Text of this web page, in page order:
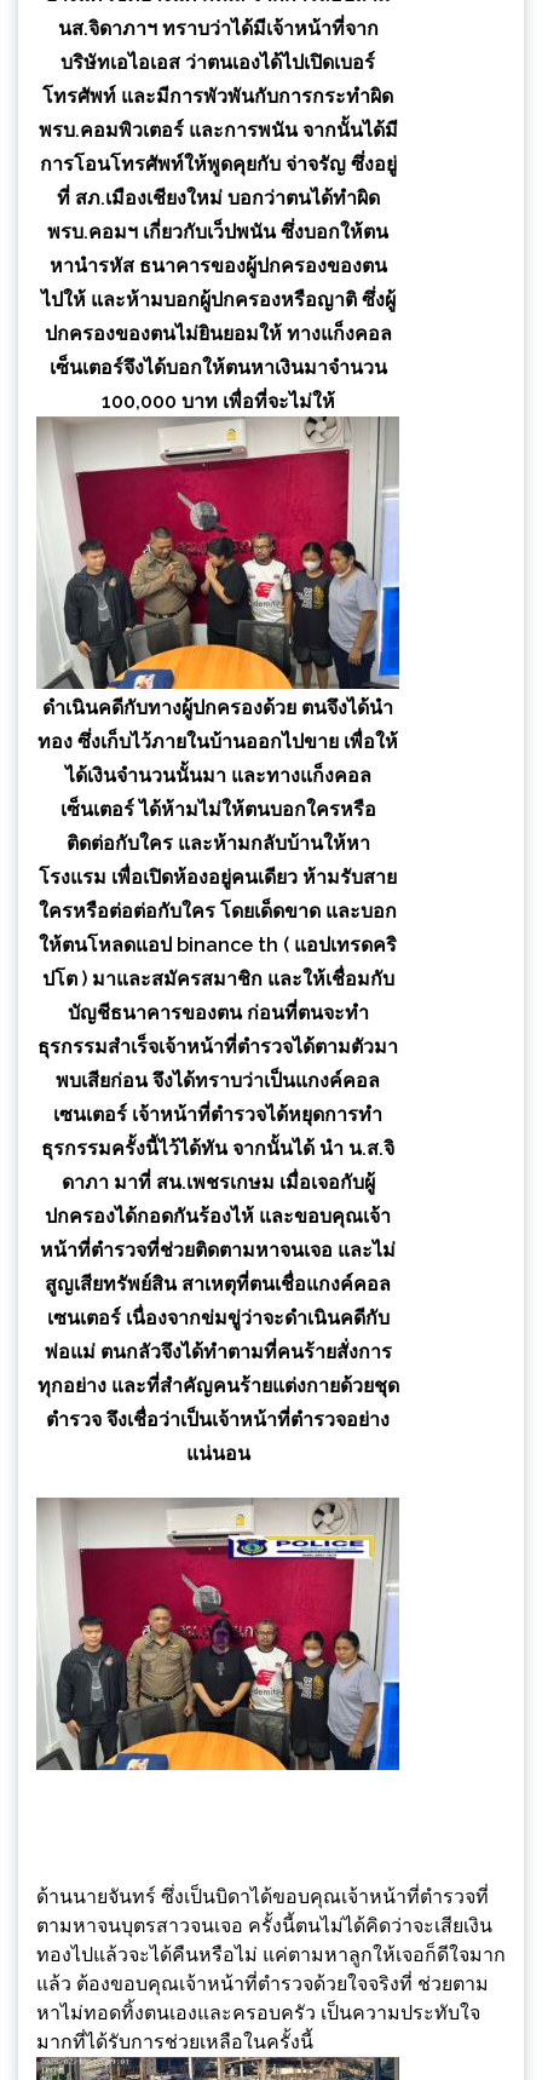
นส.จิดาภาฯ ทราบว่าได้มีเจ้าหน้าที่จาก
บริษัทเอไอเอส ว่าตนเองได้ไปเปิดเบอร์
โทรศัพท์ และมีการพัวพันกับการกระทำผิด
พรบ.คอมพิวเตอร์ และการพนัน จากนั้นได้มี
การโอนโทรศัพท์ให้พูดคุยกับ จ่าจรัญ ซึ่งอยู่
ที่ สภ.เมืองเชียงใหม่ บอกว่าตนได้ทำผิด
พรบ.คอมฯ เกี่ยวกับเว็ปพนัน ซึ่งบอกให้ตน
หานำรหัส ธนาคารของผู้ปกครองของตน
ไปให้ และห้ามบอกผู้ปกครองหรือญาติ ซึ่งผู้
ปกครองของตนไม่ยินยอมให้ ทางแก็งคอล
เซ็นเตอร์จึงได้บอกให้ตนหาเงินมาจำนวน
100,000 บาท เพื่อที่จะไม่ให้
ดำเนินคดีกับทางผู้ปกครองด้วย ตนจึงได้นำ
ทอง ซึ่งเก็บไว้ภายในบ้านออกไปขาย เพื่อให้
ได้เงินจำนวนนั้นมา และทางแก็งคอล
เซ็นเตอร์ ได้ห้ามไม่ให้ตนบอกใครหรือ
ติดต่อกับใคร และห้ามกลับบ้านให้หา
โรงแรม เพื่อเปิดห้องอยู่คนเดียว ห้ามรับสาย
ใครหรือต่อต่อกับใคร โดยเด็ดขาด และบอก
ให้ตนโหลดแอป binance th ( แอปเทรดคริ
ปโต ) มาและสมัครสมาชิก และให้เชื่อมกับ
บัญชีธนาคารของตน ก่อนที่ตนจะทำ
ธุรกรรมสำเร็จเจ้าหน้าที่ตำรวจได้ตามตัวมา
พบเสียก่อน จึงได้ทราบว่าเป็นแกงค์คอล
เซนเตอร์ เจ้าหน้าที่ตำรวจได้หยุดการทำ
ธุรกรรมครั้งนี้ไว้ได้ทัน จากนั้นได้ นำ น.ส.จิ
ดาภา มาที่ สน.เพชรเกษม เมื่อเจอกับผู้
ปกครองได้กอดกันร้องไห้ และขอบคุณเจ้า
หน้าที่ตำรวจที่ช่วยติดตามหาจนเจอ และไม่
สูญเสียทรัพย์สิน สาเหตุที่ตนเชื่อแกงค์คอล
เซนเตอร์ เนื่องจากข่มขู่ว่าจะดำเนินคดีกับ
พ่อแม่ ตนกลัวจึงได้ทำตามที่คนร้ายสั่งการ
ทุกอย่าง และที่สำคัญคนร้ายแต่งกายด้วยชุด
ตำรวจ จึงเชื่อว่าเป็นเจ้าหน้าที่ตำรวจอย่าง
แน่นอน
ด้านนายจันทร์ ซึ่งเป็นบิดาได้ขอบคุณเจ้าหน้าที่ตำรวจที่
ตามหาจนบุตรสาวจนเจอ ครั้งนี้ตนไม่ได้คิดว่าจะเสียเงิน
ทองไปแล้วจะได้คืนหรือไม่ แค่ตามหาลูกให้เจอก็ดีใจมาก
แล้ว ต้องขอบคุณเจ้าหน้าที่ตำรวจด้วยใจจริงที่ ช่วยตาม
หาไม่ทอดทิ้งตนเองและครอบครัว เป็นความประทับใจ
มากที่ได้รับการช่วยเหลือในครั้งนี้